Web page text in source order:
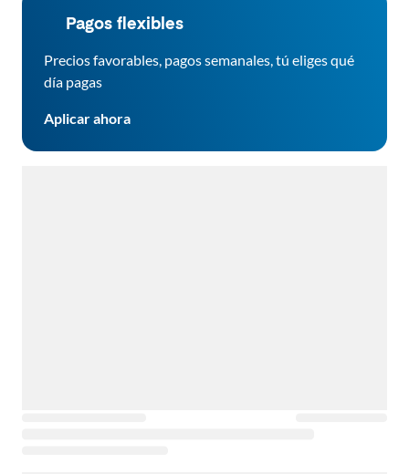
Pagos flexibles
Precios favorables, pagos semanales, tú eliges qué
día pagas
Aplicar ahora